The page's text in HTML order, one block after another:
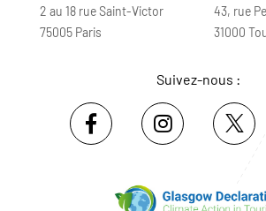
2 au 18 rue Saint-Victor
75005 Paris
43, rue
31000
Suivez-nous :